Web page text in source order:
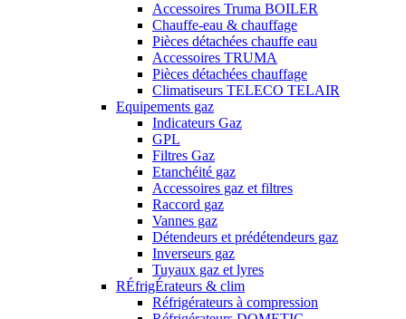
Accessoires Truma BOILER
Chauffe-eau & chauffage
Pièces détachées chauffe eau
Accessoires TRUMA
Pièces détachées chauffage
Climatiseurs TELECO TELAIR
Equipements gaz
Indicateurs Gaz
GPL
Filtres Gaz
Etanchéité gaz
Accessoires gaz et filtres
Raccord gaz
Vannes gaz
Détendeurs et prédétendeurs gaz
Inverseurs gaz
Tuyaux gaz et lyres
RÉfrigÉrateurs & clim
Réfrigérateurs à compression